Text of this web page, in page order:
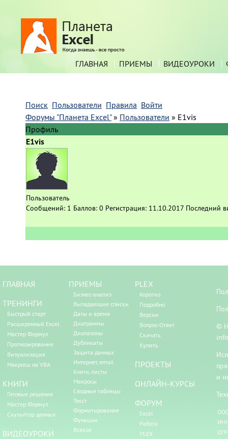
ГЛАВНАЯ ПРИЕМЫ ВИДЕОУРОКИ
Поиск Пользователи Правила Войти
Форумы "Планета Excel" » Пользователи » E1vis
Профиль
E1vis
Пользователь
Сообщений: 1 Баллов: 0 Регистрация: 11.10.2017 Последний
ГЛАВНАЯ
ТРЕНИНГИ
Быстрый старт
Расширенный Excel
Мастер Формул
Прогнозирование
Визуализация
Макросы на VBA
КНИГИ
Готовые решения
Мастер Формул
Скульптор данных
ВИДЕОУРОКИ
ПРИЕМЫ
Бизнес-анализ
Выпадающие списки
Даты и время
Диаграммы
Диапазоны
Дубликаты
Защита данных
Интернет, email
Книги, листы
Макросы
Сводные таблицы
Текст
Форматирование
Функции
Всякое
PLEX
Коротко
Подробно
Версии
Вопрос-Ответ
Скачать
Купить
ПРОЕКТЫ
ОНЛАЙН-КУРСЫ
ФОРУМ
Excel
Работа
PLEX
©
и